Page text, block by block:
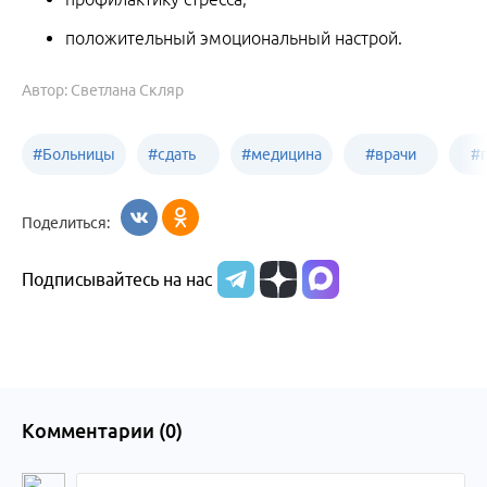
положительный эмоциональный настрой.
Автор: Светлана Скляр
#Больницы #сдать
анализы
в
Бийске
#медицина #врачи #
Поделиться:
Подписывайтесь на нас
Комментарии (0)